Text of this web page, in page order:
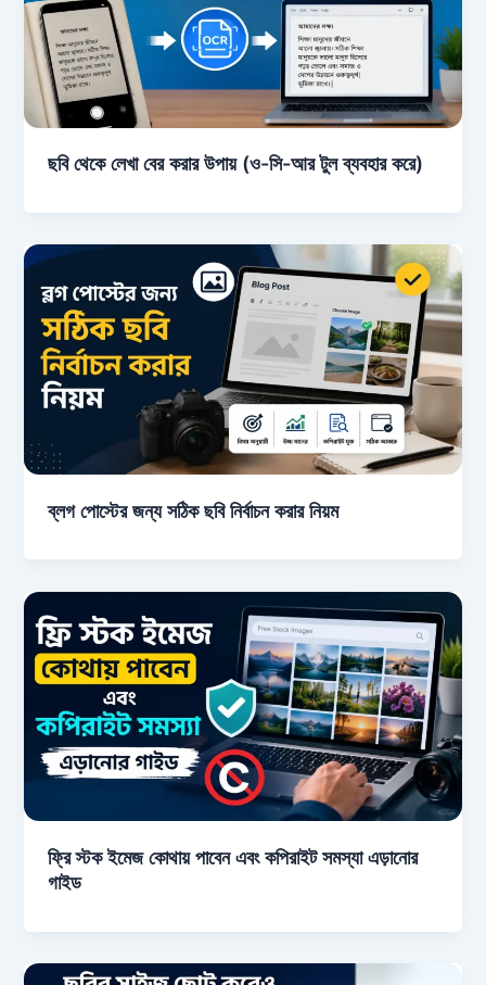
ছবি থেকে লেখা বের করার উপায় (ও-সি-আর টুল ব্যবহার করে)
ব্লগ পোস্টের জন্য সঠিক ছবি নির্বাচন করার নিয়ম
ফ্রি স্টক ইমেজ কোথায় পাবেন এবং কপিরাইট সমস্যা এড়ানোর
গাইড